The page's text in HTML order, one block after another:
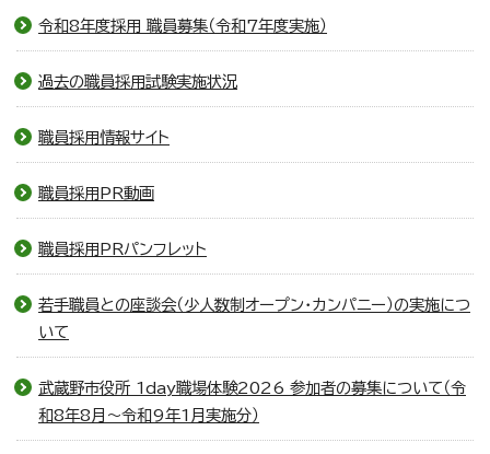
令和8年度採用 職員募集（令和7年度実施）
過去の職員採用試験実施状況
職員採用情報サイト
職員採用PR動画
職員採用PRパンフレット
若手職員との座談会（少人数制オープン・カンパニー）の実施につ
いて
武蔵野市役所 1day職場体験2026 参加者の募集について（令
和8年8月～令和9年1月実施分）